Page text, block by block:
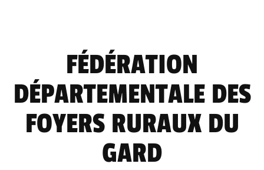
FÉDÉRATION
DÉPARTEMENTALE DES
FOYERS RURAUX DU
GARD